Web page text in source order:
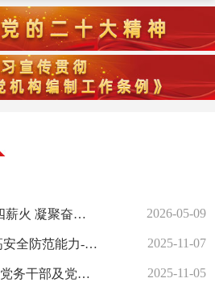
市委编办举办“赓续五四薪火 凝聚奋进力量”主题演讲比赛 2026-05-09
增强信息安全意识 提高安全防范能力--市委编办开展网络意识形态专题培训 2025-11-07
市委编办举办2025年度党务干部及党员专题培训班 2025-11-05